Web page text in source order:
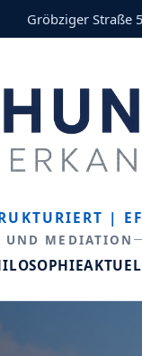
Gröbziger Straße
|
UND MEDIATION